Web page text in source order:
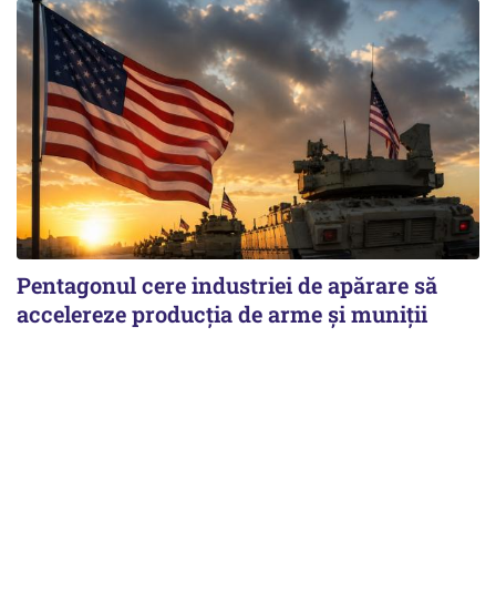
Pentagonul cere industriei de apărare să
accelereze producția de arme și muniții